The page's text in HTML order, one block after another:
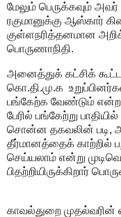
மேலும் பெருக்கவும்
ரகுமானுக்கு ஆஸ்கார்
குள்ளநரித்தனமான
பொருணாநிதி.
அனைத்துக் கட்சிக்
கொ.தி.மு.க
பங்கேற்க வேண்டும்
பேரில் பங்கேற்று
சொன்ன தகவலின் படி,
தீர்மானத்தைக் காற்றில்
செய்யலாம் என்று
பிதற்றியிருக்கிறார்
காவல்துறை